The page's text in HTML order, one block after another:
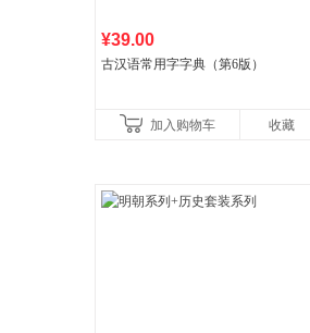
¥39.00
古汉语常用字字典（第6版）
加入购物车 收藏